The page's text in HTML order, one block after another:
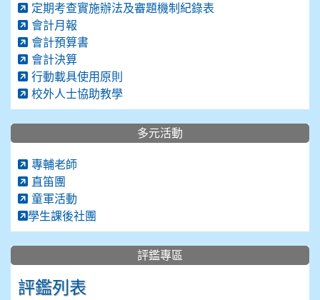
定期考查實施辦法及審題機制紀錄表
會計月報
會計預算書
會計決算
行動載具使用原則
校外人士協助教學
多元活動
專輔老師
直笛團
童軍活動
學生課後社團
評鑑專區
評鑑列表